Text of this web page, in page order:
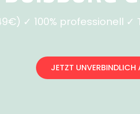
✓ 100% professionell
JETZT UNVERBINDLICH